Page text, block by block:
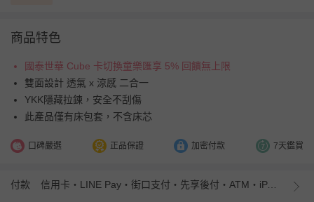
商品特色
國泰世華 Cube 卡切換童樂匯享 5% 回饋無上限
雙面設計 透氣 x 涼感 二合一
YKK隱藏拉鍊，安全不刮傷
此產品僅有床包套，不含床芯
口碑嚴選 正品保證 加密付款 7天鑑賞
付款 信用卡・LINE Pay・街口支付・先享後付・ATM・iPASS MONEY